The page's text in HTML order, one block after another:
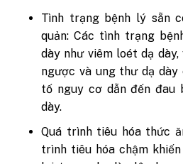
Tình trạng bệnh lý sẵn
quản: Các tình trạng
dày như viêm loét dạ
ngược và ung thư dạ
tố nguy cơ dẫn đến đau
dày.
Quá trình tiêu hóa thức
trình tiêu hóa chậm